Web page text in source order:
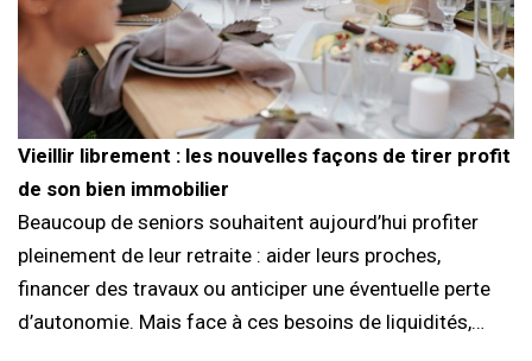
Vieillir librement : les nouvelles façons de tirer profit
de son bien immobilier
Beaucoup de seniors souhaitent aujourd’hui profiter
pleinement de leur retraite : aider leurs proches,
financer des travaux ou anticiper une éventuelle perte
d’autonomie. Mais face à ces besoins de liquidités,…